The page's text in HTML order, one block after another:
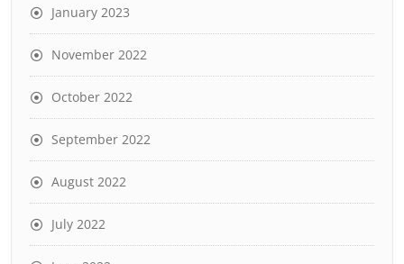
January 2023
November 2022
October 2022
September 2022
August 2022
July 2022